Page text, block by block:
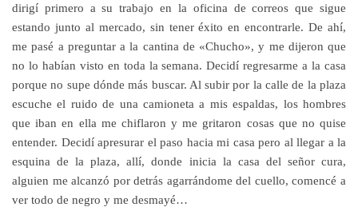
dirigí primero a su trabajo en la oficina de correos que sigue
estando junto al mercado, sin tener éxito en encontrarle. De ahí,
me pasé a preguntar a la cantina de «Chucho», y me dijeron que
no lo habían visto en toda la semana. Decidí regresarme a la casa
porque no supe dónde más buscar. Al subir por la calle de la plaza
escuche el ruido de una camioneta a mis espaldas, los hombres
que iban en ella me chiflaron y me gritaron cosas que no quise
entender. Decidí apresurar el paso hacia mi casa pero al llegar a la
esquina de la plaza, allí, donde inicia la casa del señor cura,
alguien me alcanzó por detrás agarrándome del cuello, comencé a
ver todo de negro y me desmayé…